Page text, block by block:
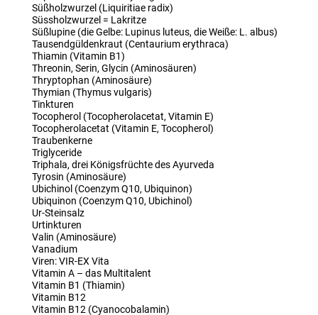
Süßholzwurzel (Liquiritiae radix)
Süssholzwurzel = Lakritze
Süßlupine (die Gelbe: Lupinus luteus, die Weiße: L. albus)
Tausendgüldenkraut (Centaurium erythraca)
Thiamin (Vitamin B1)
Threonin, Serin, Glycin (Aminosäuren)
Thryptophan (Aminosäure)
Thymian (Thymus vulgaris)
Tinkturen
Tocopherol (Tocopherolacetat, Vitamin E)
Tocopherolacetat (Vitamin E, Tocopherol)
Traubenkerne
Triglyceride
Triphala, drei Königsfrüchte des Ayurveda
Tyrosin (Aminosäure)
Ubichinol (Coenzym Q10, Ubiquinon)
Ubiquinon (Coenzym Q10, Ubichinol)
Ur-Steinsalz
Urtinkturen
Valin (Aminosäure)
Vanadium
Viren: VIR-EX Vita
Vitamin A – das Multitalent
Vitamin B1 (Thiamin)
Vitamin B12
Vitamin B12 (Cyanocobalamin)